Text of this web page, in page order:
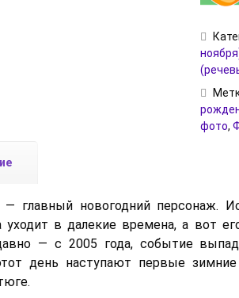
фото,
главный новогодний персонаж.
уходит в далекие времена, а вот
— с 2005 года, событие
день наступают первые